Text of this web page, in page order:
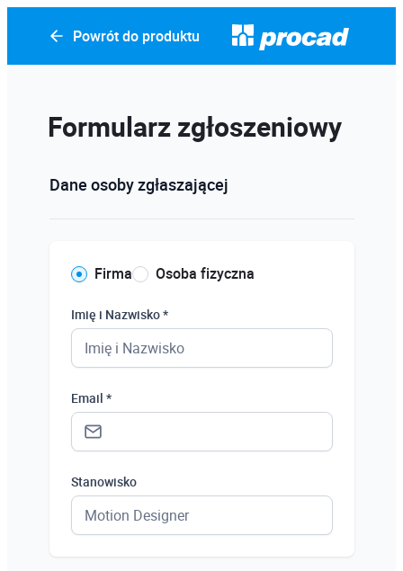
Powrót do produktu
Formularz zgłoszeniowy
Dane osoby zgłaszającej
Firma Osoba fizyczna
Imię i Nazwisko *
Email *
Stanowisko